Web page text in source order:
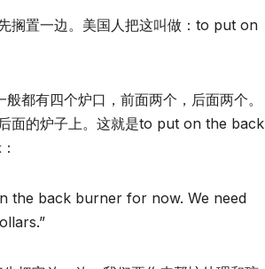
搁置一边。美国人把这叫做：to put on
都有四个炉口，前面两个，后面两个。
面的炉子上。这就是to put on the back
the back burner for now. We need